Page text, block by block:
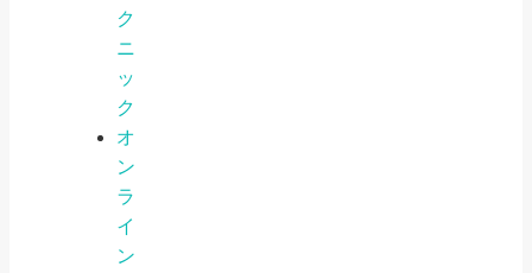
ク
ニ
ッ
ク
オ
ン
ラ
イ
ン